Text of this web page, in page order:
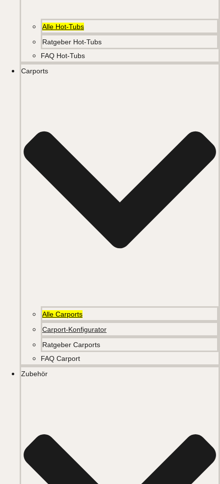
Alle Hot-Tubs
Ratgeber Hot-Tubs
FAQ Hot-Tubs
Carports
Alle Carports
Carport-Konfigurator
Ratgeber Carports
FAQ Carport
Zubehör